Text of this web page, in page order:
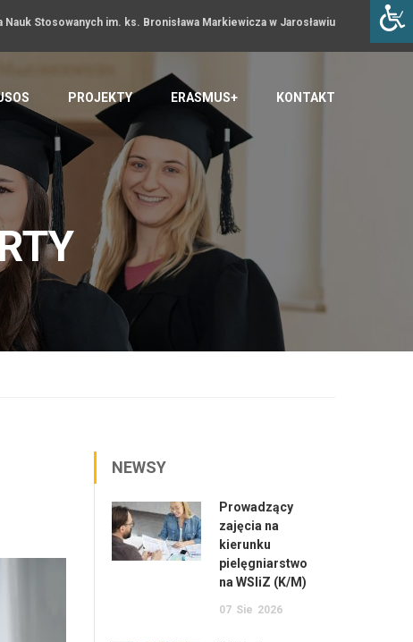
Nauk Stosowanych im. ks. Bronisława Markiewicza w Jarosławiu
PROJEKTY ERASMUS+ KONTAKT
NEWSY
Prowadzący
zajęcia na
kierunku
pielęgniarstwo
na WSIiZ (K/M)
07 Sie 2026